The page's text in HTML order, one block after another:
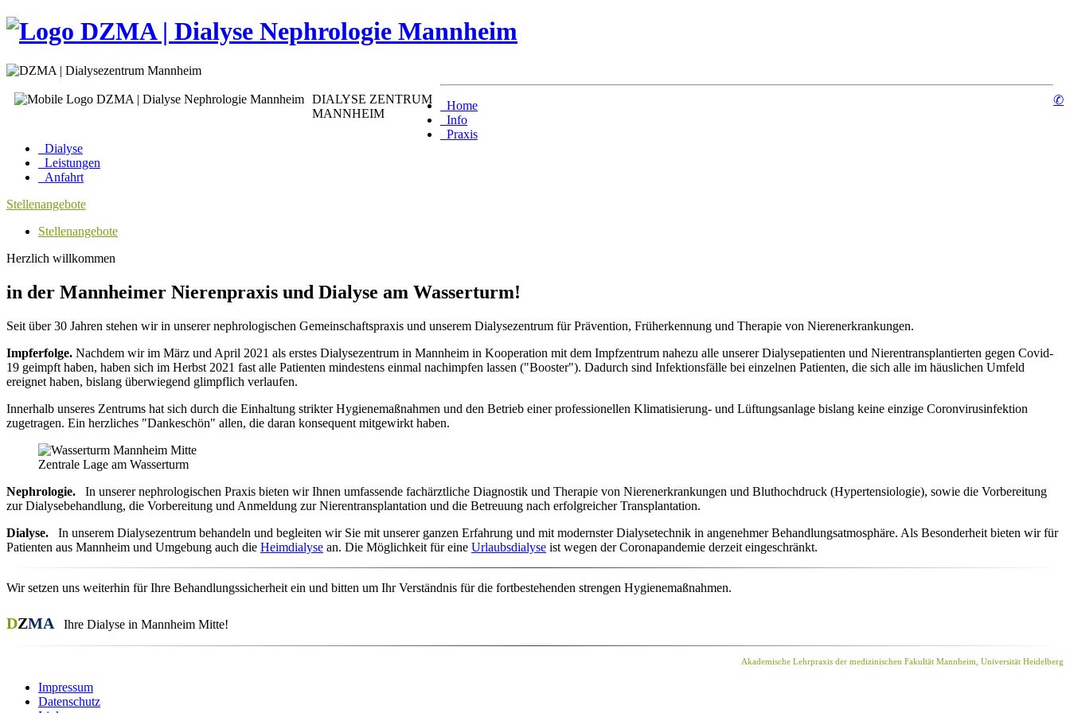
DIALYSE ZENTRUM
MANNHEIM
✆
Home
Info
Praxis
Dialyse
Leistungen
Anfahrt
Stellenangebote
Stellenangebote
Herzlich willkommen
in der Mannheimer Nierenpraxis und Dialyse am Wasserturm!
Seit über 30 Jahren stehen wir in unserer nephrologischen Gemeinschaftspraxis und unserem Dialysezentrum für Prävention, Früherkennung und Therapie von Nierenerkrankungen.
Impferfolge. Nachdem wir im März und April 2021 als erstes Dialysezentrum in Mannheim in Kooperation mit dem Impfzentrum nahezu alle unserer Dialysepatienten und Nierentransplantierten gegen Covid-
19 geimpft haben, haben sich im Herbst 2021 fast alle Patienten mindestens einmal nachimpfen lassen ("Booster"). Dadurch sind Infektionsfälle bei einzelnen Patienten, die sich alle im häuslichen Umfeld
ereignet haben, bislang überwiegend glimpflich verlaufen.
Innerhalb unseres Zentrums hat sich durch die Einhaltung strikter Hygienemaßnahmen und den Betrieb einer professionellen Klimatisierung- und Lüftungsanlage bislang keine einzige Coronvirusinfektion
zugetragen. Ein herzliches "Dankeschön" allen, die daran konsequent mitgewirkt haben.
Zentrale Lage am Wasserturm
Nephrologie. In unserer nephrologischen Praxis bieten wir Ihnen umfassende fachärztliche Diagnostik und Therapie von Nierenerkrankungen und Bluthochdruck (Hypertensiologie), sowie die Vorbereitung
zur Dialysebehandlung, die Vorbereitung und Anmeldung zur Nierentransplantation und die Betreuung nach erfolgreicher Transplantation.
Dialyse. In unserem Dialysezentrum behandeln und begleiten wir Sie mit unserer ganzen Erfahrung und mit modernster Dialysetechnik in angenehmer Behandlungsatmosphäre. Als Besonderheit bieten wir für
Patienten aus Mannheim und Umgebung auch die Heimdialyse an. Die Möglichkeit für eine Urlaubsdialyse ist wegen der Coronapandemie derzeit eingeschränkt.
Wir setzen uns weiterhin für Ihre Behandlungssicherheit ein und bitten um Ihr Verständnis für die fortbestehenden strengen Hygienemaßnahmen.
DZMA Ihre Dialyse in Mannheim Mitte!
Akademische Lehrpraxis der medizinischen Fakultät Man‍n‍heim, Universität Heidelberg
Impressum
Datenschutz